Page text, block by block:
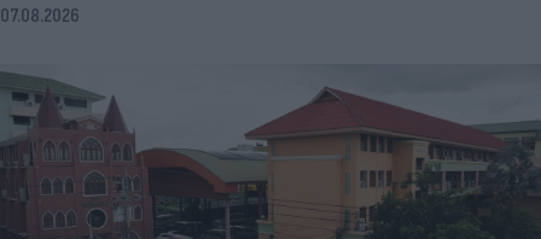
07.08.2026